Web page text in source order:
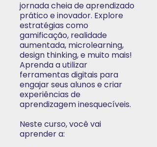
jornada cheia de aprendizado
prático e inovador. Explore
estratégias como
gamificação, realidade
aumentada, microlearning,
design thinking, e muito mais!
Aprenda a utilizar
ferramentas digitais para
engajar seus alunos e criar
experiências de
aprendizagem inesquecíveis.
Neste curso, você vai
aprender a: